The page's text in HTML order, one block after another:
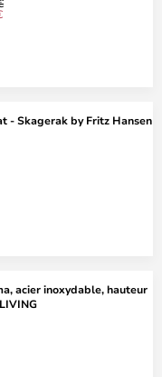
- Skagerak by Fritz Hansen
acier inoxydable, hauteur